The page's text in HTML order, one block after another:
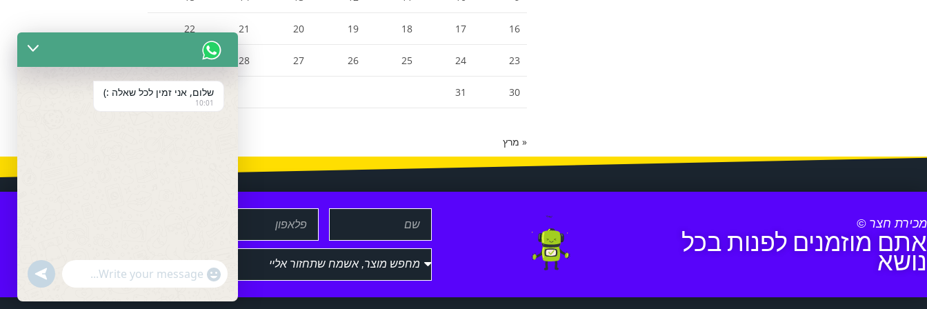
16
17
18
19
20
21
22
23
24
25
26
27
28
30
31
« מרץ
מכירת חצר ©
אתם מוזמנים לפנות בכל
נושא שלח
שלום, אני זמין לכל שאלה :)
10:01
"
+
W
h
U
N
D
F